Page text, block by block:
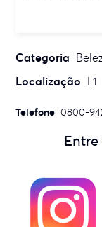
Categoria
Localização L1
Telefone 0800-